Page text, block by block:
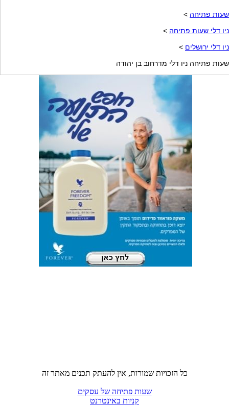
שעות פתיחה >
ניו דלי שעות פתיחה >
ניו דלי ירושלים >
שעות פתיחה ניו דלי מדרחוב בן יהודה
כל הזכויות שמורות, אין להעתק תכנים מאתר זה
שעות פתיחה של עסקים
קניות באינטרנט